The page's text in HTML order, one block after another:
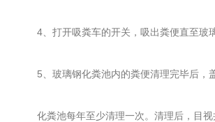
4、打开吸粪车的开关，吸出粪便直至玻
5、玻璃钢化粪池内的粪便清理完毕后，
化粪池每年至少清理一次。清理后，目视